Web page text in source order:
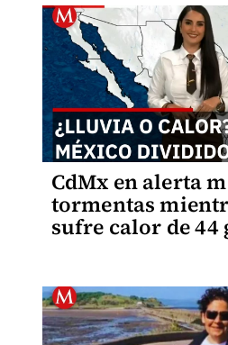
CdMx en alerta
tormentas
sufre calor de 44